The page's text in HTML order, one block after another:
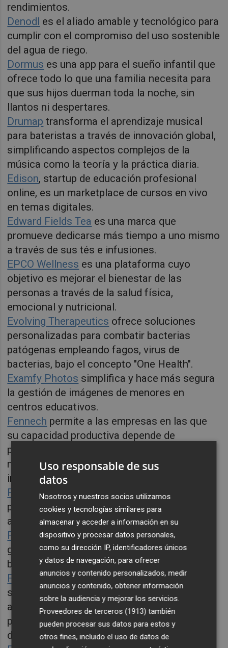
rendimientos.
Denodl es el aliado amable y tecnológico para
cumplir con el compromiso del uso sostenible
del agua de riego.
Dormus es una app para el sueño infantil que
ofrece todo lo que una familia necesita para
que sus hijos duerman toda la noche, sin
llantos ni despertares.
Drumap transforma el aprendizaje musical
para bateristas a través de innovación global,
simplificando aspectos complejos de la
música como la teoría y la práctica diaria.
Edison, startup de educación profesional
online, es un marketplace de cursos en vivo
en temas digitales.
Edward Fields Tea es una marca que
promueve dedicarse más tiempo a uno mismo
a través de sus tés e infusiones.
EPCO Wellness es una plataforma cuyo
objetivo es mejorar el bienestar de las
personas a través de la salud física,
emocional y nutricional.
Evolving Therapeutics ofrece soluciones
personalizadas para combatir bacterias
patógenas empleando fagos, virus de
bacterias, bajo el concepto "One Health".
Examfy Photos simplifica y hace más segura
la gestión de imágenes de menores en
centros educativos.
Fennech permite a las empresas en las que
su capacidad productiva depende de
personas aumentar su productividad de
manera automatizada y reducir riesgos e
incertidumbres.
Findr
desbloquea nuevas oportunidades a
personas ambiciosas con grandes
aspiraciones, impulsando su carrera laboral.
Flambeaofrece la mejor recomendación
gastronómica a través de un algoritmo
basado en los gustos de cada usuario.
Focus
, enfocado a las clínicas, transforma el
sector del asesoramiento tradicional
aportando el máximo valor y con tecnología
para el control económico y toma de
decisiones.
Uso responsable de sus
datos
Nosotros y nuestros socios utilizamos
cookies y tecnologías similares para
almacenar y acceder a información en su
dispositivo y procesar datos personales,
como su dirección IP, identificadores únicos
y datos de navegación, para ofrecer
anuncios y contenido personalizados, medir
anuncios y contenido, obtener información
sobre la audiencia y mejorar los servicios.
Proveedores de terceros (1913) también
pueden procesar sus datos para estos y
otros fines, incluido el uso de datos de